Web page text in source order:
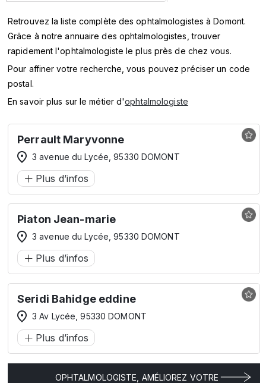
Retrouvez la liste complète des ophtalmologistes à Domont.
Grâce à notre annuaire des ophtalmologistes, trouver
rapidement l'ophtalmologiste le plus près de chez vous.
Pour affiner votre recherche, vous pouvez préciser un code
postal.
En savoir plus sur le métier d'ophtalmologiste
Perrault Maryvonne
3 avenue du Lycée, 95330 DOMONT
Plus d’infos
Piaton Jean-marie
3 avenue du Lycée, 95330 DOMONT
Plus d’infos
Seridi Bahidge eddine
3 Av Lycée, 95330 DOMONT
Plus d’infos
OPHTALMOLOGISTE, AMÉLIOREZ VOTRE